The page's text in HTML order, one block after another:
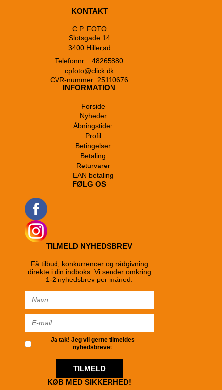
KONTAKT
C.P. FOTO
Slotsgade 14
3400 Hillerød
Telefonnr..: 48265880
cpfoto@click.dk
CVR-nummer: 25110676
INFORMATION
Forside
Nyheder
Åbningstider
Profil
Betingelser
Betaling
Returvarer
EAN betaling
FØLG OS
TILMELD NYHEDSBREV
Få tilbud, konkurrencer og rådgivning
direkte i din indboks. Vi sender omkring
1-2 nyhedsbrev per måned.
Ja tak! Jeg vil gerne tilmeldes
nyhedsbrevet
TILMELD
KØB MED SIKKERHED!